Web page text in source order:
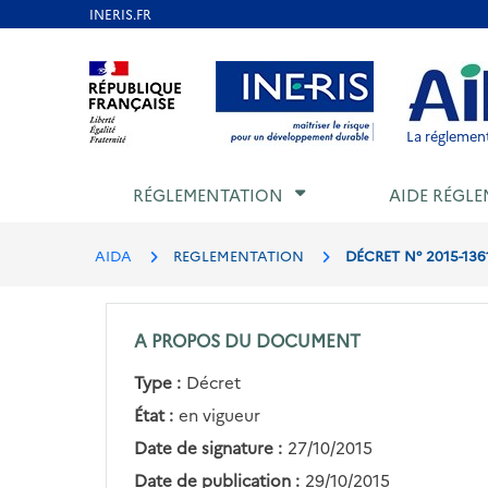
Aller au contenu Aller au menu Aller au
La
RÉGLEMENTATION AIDE
AIDA REGLEMENTATION DÉCRET N° 2015-
A PROPOS DU DOCUMENT
Type : Décret
État : en vigueur
Date de signature : 27/10/2015
Date de publication : 29/10/2015